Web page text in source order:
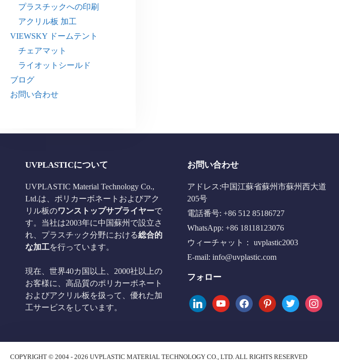
プラスチックへの印刷
アクリル板 加工
VIEWSKY ドームテント
チェアマット
ライオットシールド
ブログ
お問い合わせ
UVPLASTICについて
UVPLASTIC Material Technology Co.,
Ltd.は、ポリカーボネートおよびアク
リル板のワンストップサプライヤーで
す。当社は2003年に中国蘇州で設立さ
れ、プラスチック分野における総合的
な加工を行っています。
現在、世界40カ国以上、2000社以上の
お客様に、高品質のポリカーボネート
およびアクリル板を扱って、優れた加
工サービスをしています。
お問い合わせ
アドレス:中国江蘇省蘇州市蘇州西大道
205号
電話番号: +86 512 85186727
WhatsApp: +86 18118123076
ウィーチャット： uvplastic2003
E-mail: info@uvplastic.com
フォロー
linkedinyoutubefacebookpinteresttwitter instagram
COPYRIGHT © 2004 - 2026 UVPLASTIC MATERIAL TECHNOLOGY CO., LTD. ALL RIGHTS RESERVED